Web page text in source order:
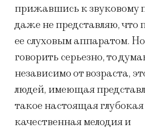
прижавшись к звуковому
даже не представляю, что
ее слуховым аппаратом.
говорить серьезно, то
независимо от возраста,
людей, имеющая
такое настоящая глубокая
качественная мелодия и